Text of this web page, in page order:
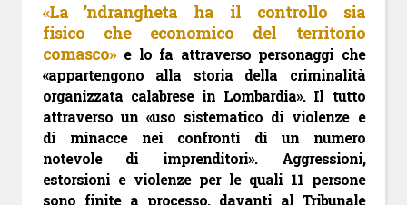
«La ’ndrangheta ha il controllo sia
fisico che economico del territorio
comasco» e lo fa attraverso personaggi che
«appartengono alla storia della criminalità
organizzata calabrese in Lombardia». Il tutto
attraverso un «uso sistematico di violenze e
di minacce nei confronti di un numero
notevole di imprenditori». Aggressioni,
estorsioni e violenze per le quali 11 persone
sono finite a processo, davanti al Tribunale